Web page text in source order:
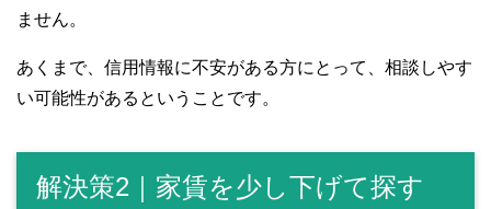
ません。
あくまで、信用情報に不安がある方にとって、相談しやす
い可能性があるということです。
解決策2｜家賃を少し下げて探す